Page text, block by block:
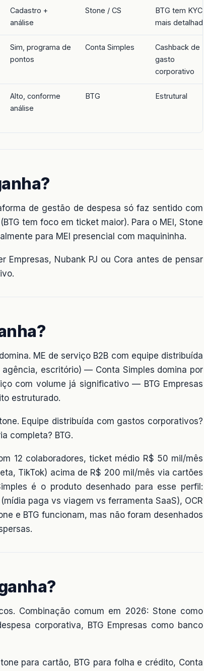
Cadastro +
análise
Stone / CS
BTG tem KYC
mais detalhado
Sim, programa de
pontos
Conta Simples
Cashback de
gasto
corporativo
Alto, conforme
análise
BTG Estrutural
de gestão de despesa só faz sentido com
tem foco em ticket maior). Para o MEI, Stone
para MEI presencial com maquininha.
Empresas, Nubank PJ ou Cora antes de pensar
ME de serviço B2B com equipe distribuída
escritório) — Conta Simples domina por
com volume já significativo — BTG Empresas
estruturado.
Equipe distribuída com gastos corporativos?
completa? BTG.
12 colaboradores, ticket médio R$ 50 mil/mês
TikTok) acima de R$ 200 mil/mês via cartões
é o produto desenhado para esse perfil:
paga vs viagem vs ferramenta SaaS), OCR
e BTG funcionam, mas não foram desenhados
Combinação comum em 2026: Stone como
corporativa, BTG Empresas como banco
para cartão, BTG para folha e crédito, Conta